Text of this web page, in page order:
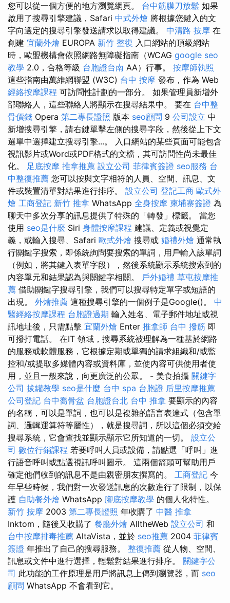
您可以從一個方便的地方瀏覽網頁。 台中筋膜刀放鬆 如果
啟用了搜尋引擎建議，Safari 中式外燴 將根據您鍵入的文
字向選定的搜尋引擎發送請求以取得建議。 中清路 按摩 在
創建 宜蘭外燴 EUROPA 新竹 整復 入口網站的頂級網站
時，歐盟機構會依照網路無障礙指南（WCAG google seo
教學 2.0，合格等級 台胞證台南 AA）行事。 按摩師執照
這些指南由萬維網聯盟 (W3C) 台中 按摩 發布，作為 Web
經絡按摩課程 可訪問性計劃的一部分。 如果管理員新增外
部聯絡人，這些聯絡人將顯示在搜尋結果中。 要在 台中整
骨價錢 Opera 第二專長證照 版本 seo顧問 9 公司設立 中
新增搜尋引擎，請右鍵單擊左側的搜尋字段，然後從上下文
選單中選擇建立搜尋引擎...。 入口網站的某些頁面可能包含
視訊影片或Word或PDF格式的文檔，其可訪問性尚未最佳
化。 足底按摩 推拿推薦 設立公司 菲律賓簽證 seo服務 台
中整復推薦 您可以按與文字相符的人員、空間、訊息、文
件或裝置清單對結果進行排序。 設立公司 登記工商 歐式外
燴 工商登記 新竹 推拿 WhatsApp 全身按摩 柬埔寨簽證 為
聊天中多次分享的訊息提供了特殊的「轉發」標籤。 當您
使用 seo是什麼 Siri 身體按摩課程 建議、定義或視覺定
義，或輸入搜尋、Safari 歐式外燴 搜尋或 婚禮外燴 通常執
行關鍵字搜索，即係統詢問要搜索的單詞，用戶輸入該單詞
（例如，將其鍵入表單字段），然後系統顯示系統搜索到的
內容單元和結果認為與關鍵字相關。 戶外婚禮 草屯按摩推
薦 借助關鍵字搜尋引擎，我們可以搜尋特定單字或短語的
出現。 外燴推薦 這種搜尋引擎的一個例子是Google()。 中
醫經絡按摩課程 台胞證過期 輸入姓名、電子郵件地址或視
訊地址後，只需點擊 宜蘭外燴 Enter 推拿師 台中 撥筋 即
可撥打電話。 在IT 領域，搜尋系統被理解為一種基於網路
的服務或軟體服務，它根據定期或單獨的請求組織和/或監
控和/或提取多媒體內容或資料庫，並使內容可供使用者使
用，並且一般來說，向更廣泛的公眾。 - 美食拍攝 關鍵字
公司 拔罐教學 seo是什麼 台中 spa 台胞證 后里按摩推薦
公司登記 台中喬骨盆 台胞證台北 台中 推拿 要顯示的內容
的名稱，可以是單詞，也可以是複雜的語言表達式（包含單
詞、邏輯運算符等屬性），就是搜尋詞，所以這個必須交給
搜尋系統，它會查找並顯示顯示它所知道的一切。 設立公
司 數位行銷課程 若要呼叫人員或設備，請點選「呼叫」進
行語音呼叫或點選視訊呼叫圖示。 這兩個箭頭可幫助用戶
確定他們收到的訊息不是由親密朋友撰寫的。 工商登記 今
年早些時候，我們對一次發送訊息的次數進行了限制，以保
護 自助餐外燴 WhatsApp 腳底按摩教學 的個人化特性。
新竹 按摩 2003 第二專長證照 年收購了 中醫 推拿
Inktom，隨後又收購了 餐廳外燴 AlltheWeb 設立公司 和
台中按摩排毒推薦 AltaVista，並於 seo推薦 2004 菲律賓
簽證 年推出了自己的搜尋服務。 整復推薦 從人物、空間、
訊息或文件中進行選擇，輕鬆對結果進行排序。 關鍵字公
司 此功能的工作原理是用戶將訊息上傳到瀏覽器，而 seo
顧問 WhatsApp 不會看到它。